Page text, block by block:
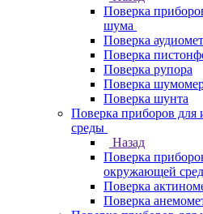
Поверка
шума
Поверка
Поверка
Поверка рупора
Поверка
Поверка шунта
Поверка приборов
среды
Назад
Поверка
окружающей
Поверка
Поверка